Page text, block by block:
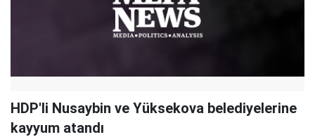
HDP'li Nusaybin ve Yüksekova belediyelerine
kayyum atandı